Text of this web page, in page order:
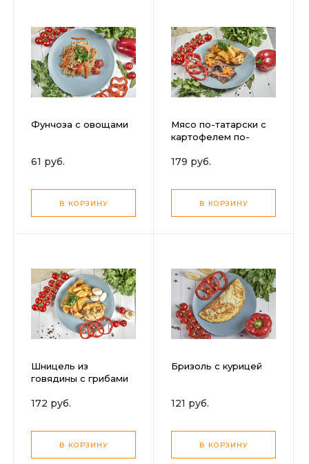
Фунчоза с овощами
61 руб.
В КОРЗИНУ
Мясо по-татарски с
картофелем по-
179 руб.
В КОРЗИНУ
Шницель из
говядины с грибами
деревенски
172 руб.
В КОРЗИНУ
Бризоль с курицей
121 руб.
В КОРЗИНУ